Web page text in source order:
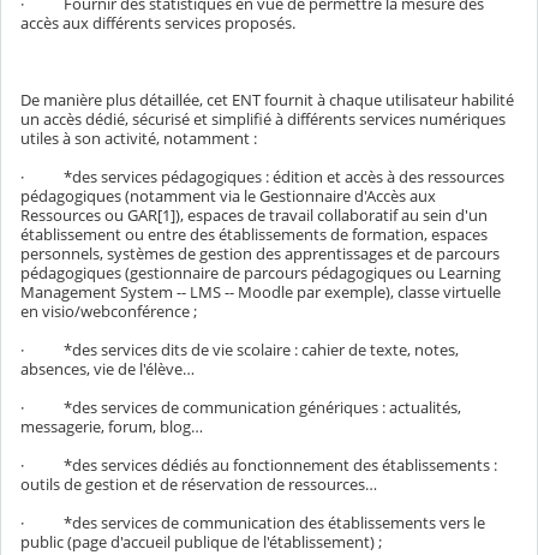
accès aux différents services proposés.
De manière plus détaillée, cet ENT fournit à chaque utilisateur habilité
un accès dédié, sécurisé et simplifié à différents services numériques
utiles à son activité, notamment :
· *des services pédagogiques : édition et accès à des ressources
pédagogiques (notamment via le Gestionnaire d'Accès aux
Ressources ou GAR[1]), espaces de travail collaboratif au sein d'un
établissement ou entre des établissements de formation, espaces
personnels, systèmes de gestion des apprentissages et de parcours
pédagogiques (gestionnaire de parcours pédagogiques ou Learning
Management System -- LMS -- Moodle par exemple), classe virtuelle
en visio/webconférence ;
· *des services dits de vie scolaire : cahier de texte, notes,
absences, vie de l'élève…
· *des services de communication génériques : actualités,
messagerie, forum, blog…
· *des services dédiés au fonctionnement des établissements :
outils de gestion et de réservation de ressources…
· *des services de communication des établissements vers le
public (page d'accueil publique de l'établissement) ;